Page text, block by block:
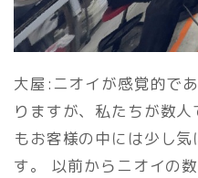
大屋:ニオイが感覚的で
りますが、私たちが数
もお客様の中には少し
す。 以前からニオイの